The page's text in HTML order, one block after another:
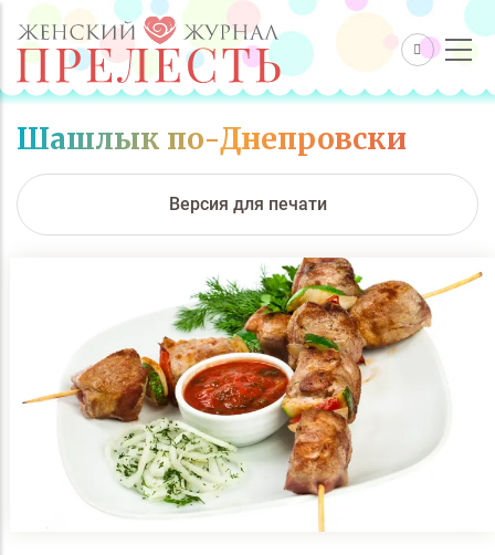
Шашлык по-Днепровски
Версия для печати